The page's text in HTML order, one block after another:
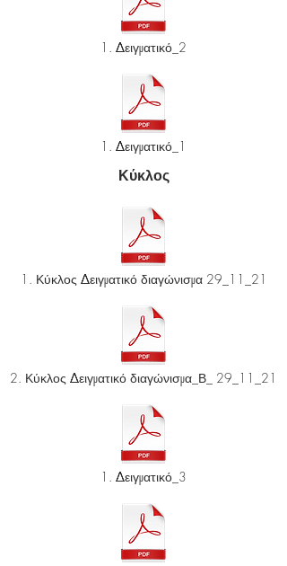
1. Δειγματικό_2
1. Δειγματικό_1
Κύκλος
1. Κύκλος Δειγματικό διαγώνισμα 29_11_21
2. Κύκλος Δειγματικό διαγώνισμα_Β_ 29_11_21
1. Δειγματικό_3